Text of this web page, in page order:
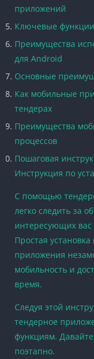
приложений
Ключевые
Преимущества
для Android
Основные
Как мобильные
тендерах
Преимущества
процессов
Пошаговая
Инструкция по
С помощью
легко следить за
интересующих вас
Простая
приложения
мобильность и
время.
Следуя этой
тендерное
функциям.
поэтапно.